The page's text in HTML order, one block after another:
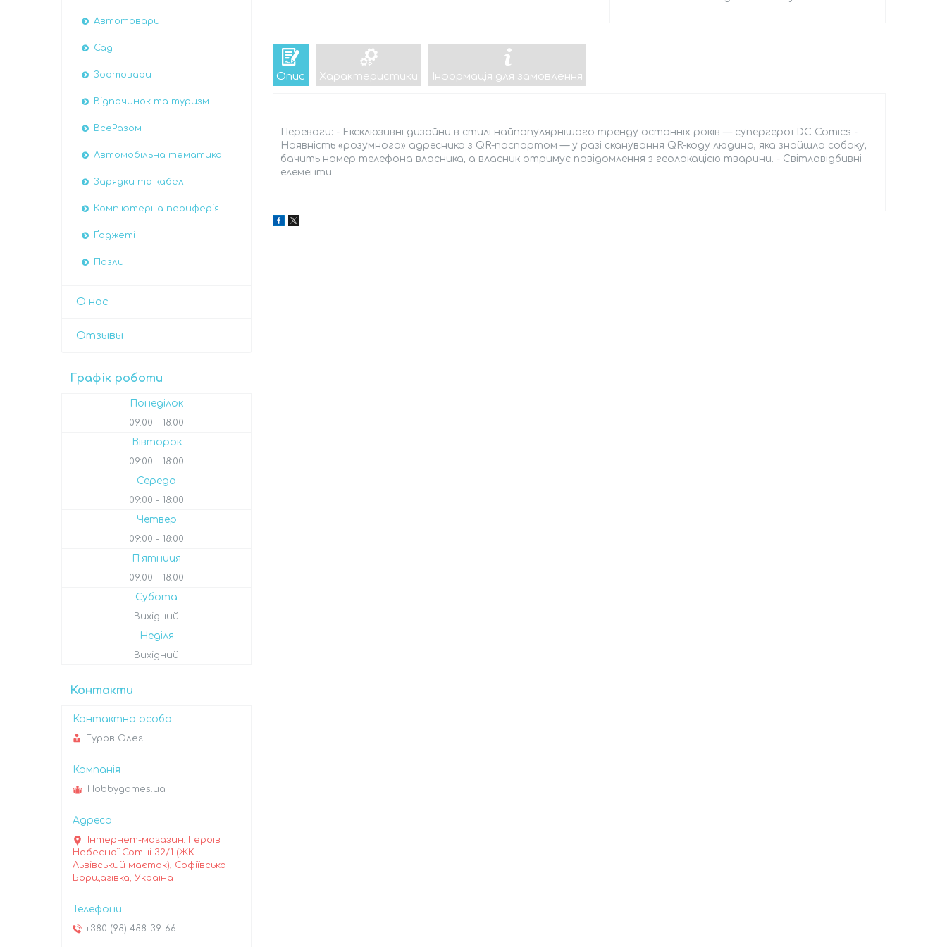
Опис Характеристики Інформація для замовлення
Переваги: - Ексклюзивні дизайни в стилі найпопулярнішого тренду останніх років — супергерої DC Comics -
Наявність «розумного» адресника з QR-паспортом — у разі сканування QR-коду людина, яка знайшла собаку,
бачить номер телефона власника, а власник отримує повідомлення з геолокацією тварини. - Світловідбивні
елементи
Автотовари
Сад
Зоотовари
Відпочинок та туризм
ВсеРазом
Автомобiльна тематика
Зарядки та кабелі
Комп'ютерна периферія
Ґаджеті
Пазли
О нас
Отзывы
Графік роботи
Понеділок
09:00 18:00
Вівторок
09:00 18:00
Середа
09:00 18:00
Четвер
09:00 18:00
Пʼятниця
09:00 18:00
Субота
Вихідний
Неділя
Вихідний
Контакти
Гуров Олег
Hobbygames.ua
Інтернет-магазин: Героїв
Небесної Сотні 32/1 (ЖК
Львівський маєток), Софіївська
Борщагівка, Україна
+380 (98) 488-39-66